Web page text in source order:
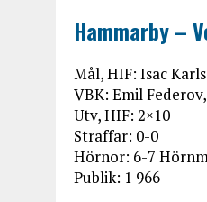
Hammarby –
Mål, HIF: Isac
VBK: Emil
Utv, HIF: 2×10
Straffar: 0-0
Hörnor: 6-7
Publik: 1 966